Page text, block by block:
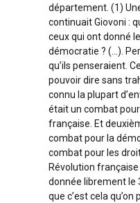
département. (1)
continuait Giovoni :
ceux qui ont donné
démocratie ? (…).
qu’ils penseraient.
pouvoir dire sans
connu la plupart
était un combat
française. Et
combat pour la
combat pour les
Révolution française
donnée librement le
que c’est cela